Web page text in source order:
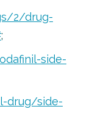
2/drug-
;
side-
drug/side-